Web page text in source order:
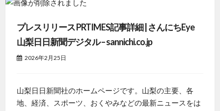
プレスリリース PRTIMES記事詳細 | さんにちEye
山梨日日新聞デジタル – sannichi.co.jp
2026年2月25日
山梨日日新聞社のホームページです。山梨の主要、各
地、経済、スポーツ、おくやみなどの最新ニュースをは